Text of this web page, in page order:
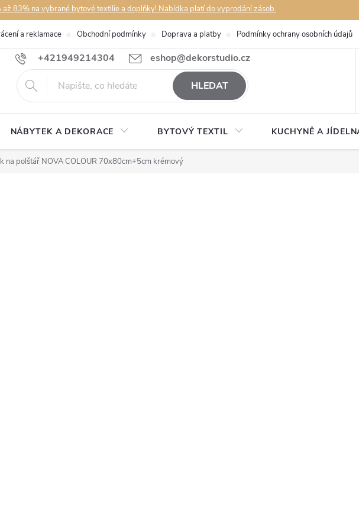
až 83% na vybrané bytové textilie a doplňky! Nabídka platí do vyprodání zásob.
+421949214304 eshop@dekorstudio.cz
a reklamace Obchodní podmínky Doprava a platby Podmínky ochrany osobních údajů
HLEDAT
NÁBYTEK A DEKORACE BYTOVÝ TEXTIL KUCHYNĚ A
na polštář NOVA COLOUR 70x80cm+5cm krémový